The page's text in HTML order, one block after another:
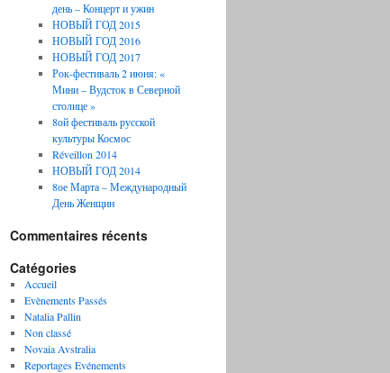
день – Концерт и ужин
НОВЫЙ ГОД 2015
НОВЫЙ ГОД 2016
НОВЫЙ ГОД 2017
Рок-фестиваль 2 июня: «
Мини – Вудсток в Северной
столице »
8ой фестиваль русской
культуры Космос
Réveillon 2014
НОВЫЙ ГОД 2014
8ое Марта – Международный
День Женщин
Commentaires récents
Catégories
Accueil
Evènements Passés
Natalia Pallin
Non classé
Novaia Avstralia
Reportages Evénements